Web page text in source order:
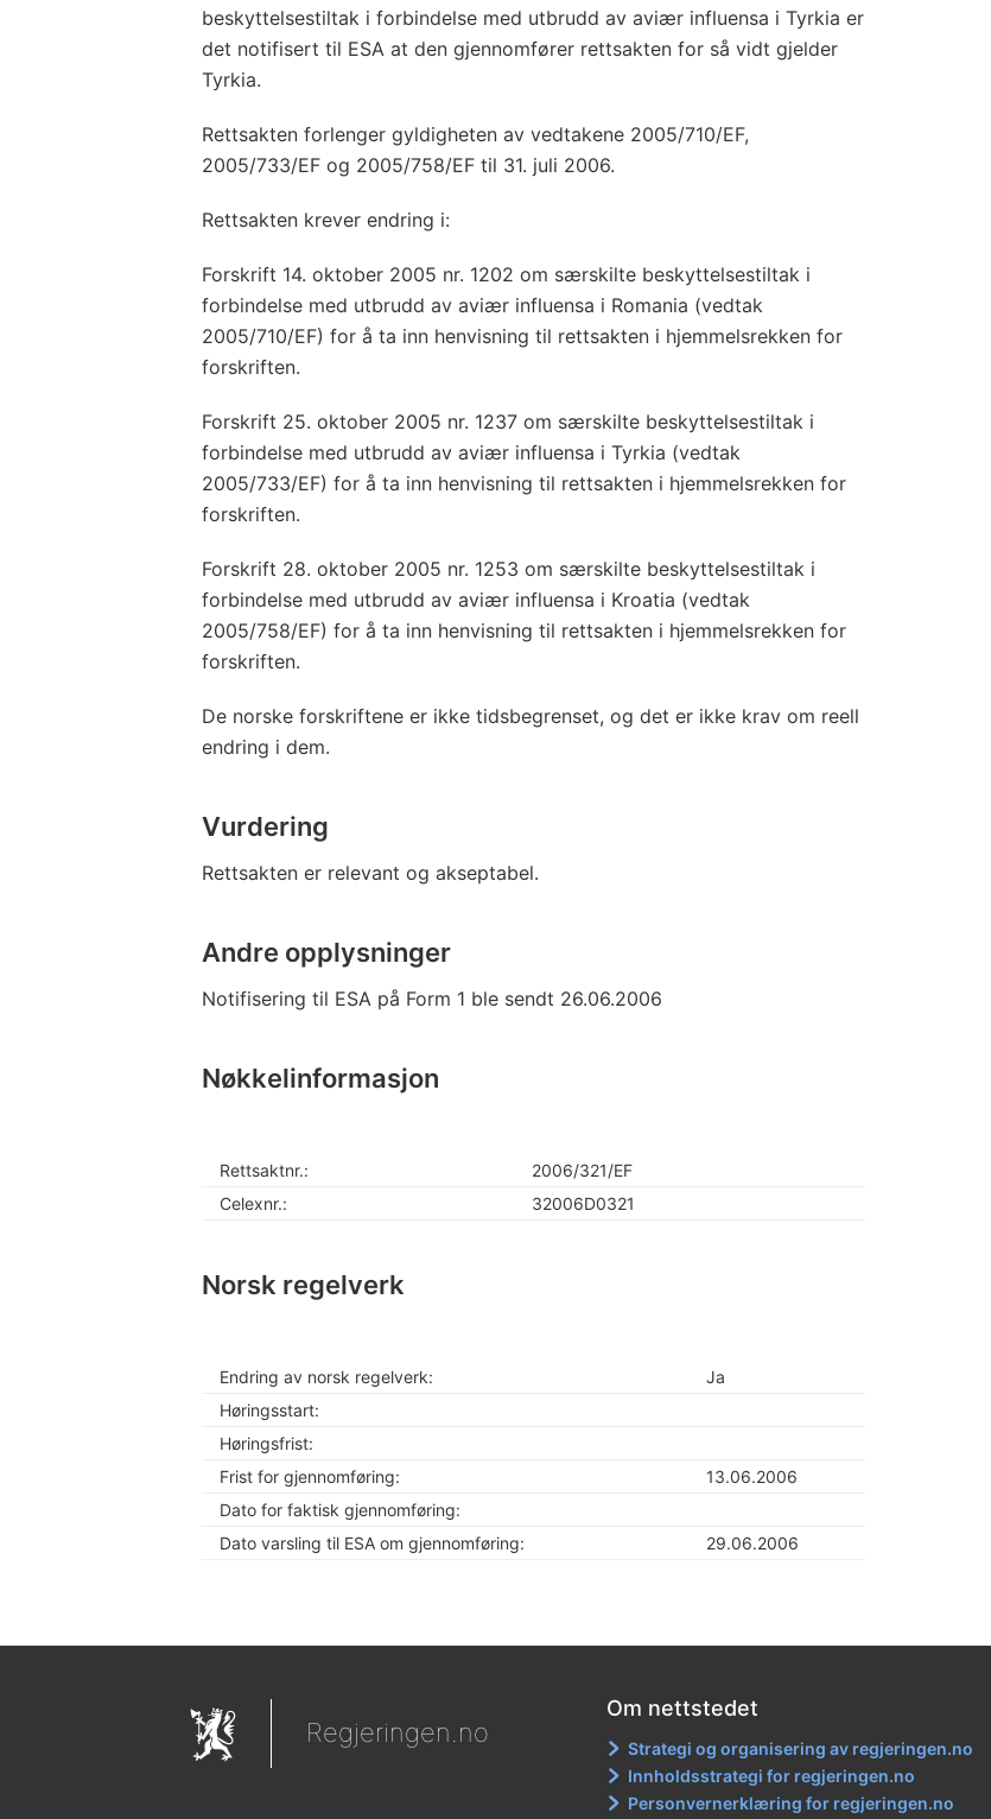
beskyttelsestiltak i forbindelse med utbrudd av aviær influensa i Tyrkia er
det notifisert til ESA at den gjennomfører rettsakten for så vidt gjelder
Tyrkia.
Rettsakten forlenger gyldigheten av vedtakene 2005/710/EF,
2005/733/EF og 2005/758/EF til 31. juli 2006.
Rettsakten krever endring i:
Forskrift 14. oktober 2005 nr. 1202 om særskilte beskyttelsestiltak i
forbindelse med utbrudd av aviær influensa i Romania (vedtak
2005/710/EF) for å ta inn henvisning til rettsakten i hjemmelsrekken for
forskriften.
Forskrift 25. oktober 2005 nr. 1237 om særskilte beskyttelsestiltak i
forbindelse med utbrudd av aviær influensa i Tyrkia (vedtak
2005/733/EF) for å ta inn henvisning til rettsakten i hjemmelsrekken for
forskriften.
Forskrift 28. oktober 2005 nr. 1253 om særskilte beskyttelsestiltak i
forbindelse med utbrudd av aviær influensa i Kroatia (vedtak
2005/758/EF) for å ta inn henvisning til rettsakten i hjemmelsrekken for
forskriften.
De norske forskriftene er ikke tidsbegrenset, og det er ikke krav om reell
endring i dem.
Vurdering
Rettsakten er relevant og akseptabel.
Andre opplysninger
Notifisering til ESA på Form 1 ble sendt 26.06.2006
Nøkkelinformasjon
Rettsaktnr.:
2006/321/EF
Celexnr.:
32006D0321
Norsk regelverk
Endring av norsk regelverk:
Ja
Høringsstart:
Høringsfrist:
Frist for gjennomføring:
13.06.2006
Dato for faktisk gjennomføring:
Dato varsling til ESA om gjennomføring:
29.06.2006
Regjeringen.no
Om nettstedet
Strategi og organisering av regjeringen.no
Innholdsstrategi for regjeringen.no
Personvernerklæring for regjeringen.no